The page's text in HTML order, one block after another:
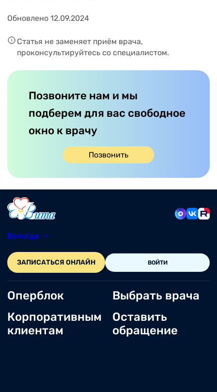
Обновлено 12.09.2024
Статья не заменяет приём врача,
проконсультируйтесь со специалистом.
Позвоните нам и мы
подберем для вас свободное
окно к врачу
Позвонить
Вологда
ЗАПИСАТЬСЯ ОНЛАЙН ВОЙТИ
Оперблок
Корпоративным
клиентам
Выбрать врача
Оставить
обращение